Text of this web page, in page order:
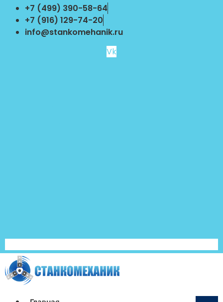
Перейти
содержимому
+7 (499) 390-58-64
+7 (916) 129-74-20
info@stankomehanik.ru
Vk